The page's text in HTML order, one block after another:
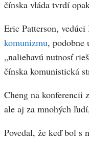
čínska vláda tvrdí
Eric Patterson, vedúci
komunizmu, podobne
„naliehavú nutnosť
čínska komunistická
Cheng na konferencii
ale aj za mnohých
Povedal, že keď bol